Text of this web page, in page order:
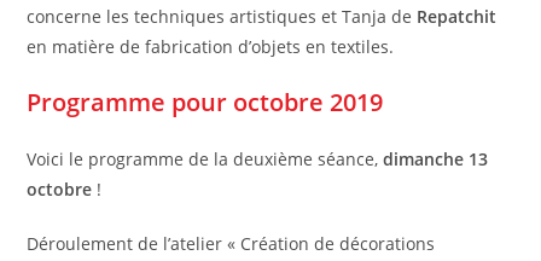
concerne les techniques artistiques et Tanja de Repatchit
en matière de fabrication d’objets en textiles.
Programme pour octobre 2019
Voici le programme de la deuxième séance, dimanche 13
octobre !
Déroulement de l’atelier « Création de décorations